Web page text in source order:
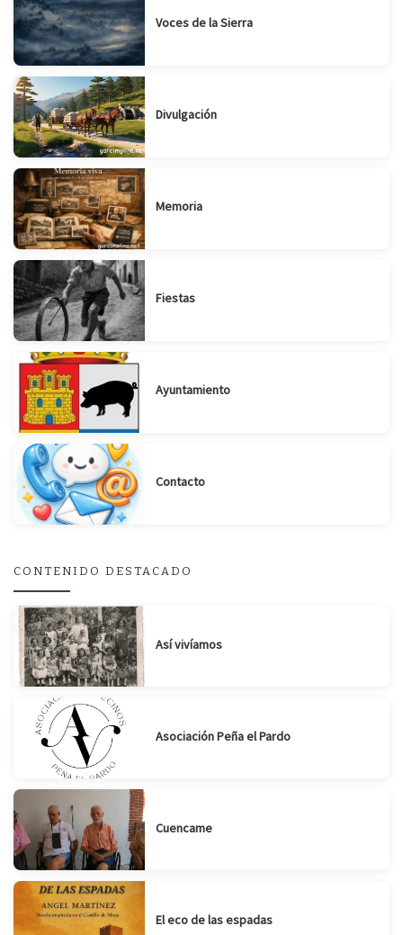
Voces de la Sierra
Divulgación
Memoria
Fiestas
Ayuntamiento
Contacto
CONTENIDO DESTACADO
Así vivíamos
Asociación Peña el Pardo
Cuencame
El eco de las espadas